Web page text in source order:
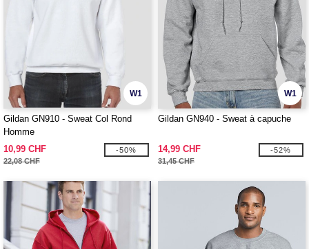
W1
Gildan GN910 - Sweat Col Rond
Homme
10,99 CHF
22,08 CHF
-50%
W1
Gildan GN940 - Sweat à capuche
14,99 CHF
31,45 CHF
-52%